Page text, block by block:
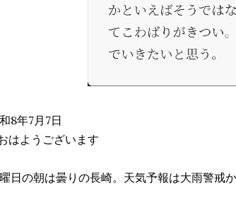
8年7月7日
はようございます
日の朝は曇りの長崎。天気予報は大雨警戒